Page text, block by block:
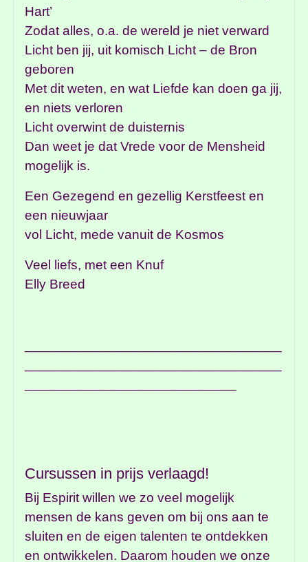
Hart’
Zodat alles, o.a. de wereld je niet verward
Licht ben jij, uit komisch Licht – de Bron
geboren
Met dit weten, en wat Liefde kan doen ga jij,
en niets verloren
Licht overwint de duisternis
Dan weet je dat Vrede voor de Mensheid
mogelijk is.
Een Gezegend en gezellig Kerstfeest en
een nieuwjaar
vol Licht, mede vanuit de Kosmos
Veel liefs, met een Knuf
Elly Breed
Cursussen in prijs verlaagd!
Bij Espirit willen we zo veel mogelijk
mensen de kans geven om bij ons aan te
sluiten en de eigen talenten te ontdekken
en ontwikkelen. Daarom houden we onze